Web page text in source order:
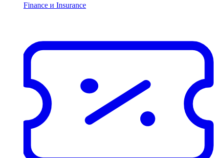
Finance и Insurance